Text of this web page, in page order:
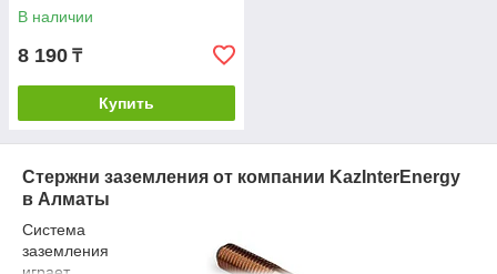
В наличии
8 190 ₸
Купить
Стержни заземления от компании KazInterEnergy
в Алматы
Система
заземления